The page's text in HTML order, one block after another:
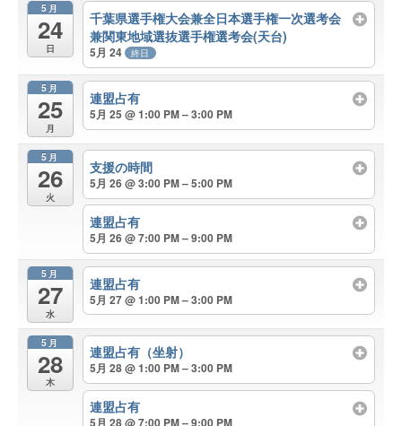
5月
24
日
千葉県選手権大会兼全日本選手権一次選考会
兼関東地域選抜選手権選考会(天台)
5月 24 終日
5月
25
月
連盟占有
5月 25 @ 1:00 PM – 3:00 PM
5月
26
火
支援の時間
5月 26 @ 3:00 PM – 5:00 PM
連盟占有
5月 26 @ 7:00 PM – 9:00 PM
5月
27
水
連盟占有
5月 27 @ 1:00 PM – 3:00 PM
5月
28
木
連盟占有（坐射）
5月 28 @ 1:00 PM – 3:00 PM
連盟占有